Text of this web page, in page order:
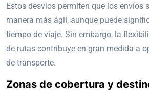
Estos desvíos permiten que los envíos
manera más ágil, aunque puede
tiempo de viaje. Sin embargo, la
de rutas contribuye en gran medida a
de transporte.
Zonas de cobertura y